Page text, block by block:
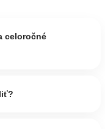
celoročné